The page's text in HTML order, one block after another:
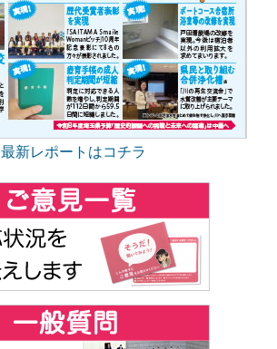
最新レポートはコチラ